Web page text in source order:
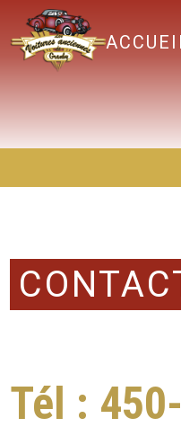
Tél :